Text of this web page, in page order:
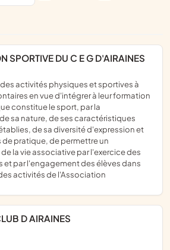
SPORTIVE DU C E G D'AIRAINES
en vue d'intégrer à leur formation
constitue le sport, par la
sa nature, de ses caractéristiques
de sa diversité d'expression et
pratique, de permettre un
la vie associative par l'exercice des
et par l'engagement des élèves dans
activités de l'Association
D AIRAINES